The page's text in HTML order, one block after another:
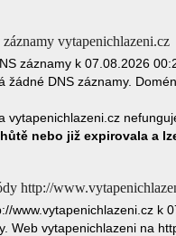
vytapenichlazeni.cz
záznamy k 07.08.2026
žádné DNS záznamy.
vytapenichlazeni.cz
nebo již expirovala a
http://
www.vytapenichlazeni.cz k
Web vytapenichlazeni na